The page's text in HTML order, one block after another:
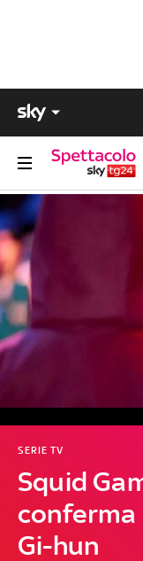
Squid
conferma
Gi-hun
SERIE TV